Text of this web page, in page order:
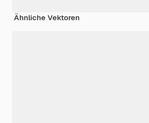
Ähnliche Vektoren